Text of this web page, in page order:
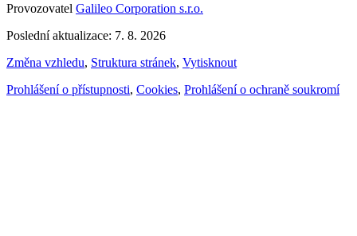
Provozovatel Galileo Corporation s.r.o.
Poslední aktualizace: 7. 8. 2026
Změna vzhledu, Struktura stránek, Vytisknout
Prohlášení o přístupnosti, Cookies, Prohlášení o ochraně soukromí